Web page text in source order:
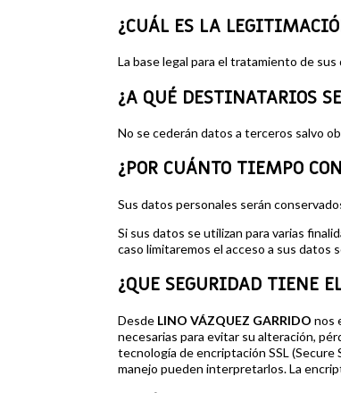
¿CUÁL ES LA
La base legal para el tratamiento de
¿A QUÉ DESTINATARIOS
No se cederán datos a terceros salvo
¿POR CUÁNTO TIEMPO
Sus datos personales serán
Si sus datos se utilizan para varias
caso limitaremos el acceso a sus datos
¿QUE SEGURIDAD TIENE
Desde LINO VÁZQUEZ GARRIDO nos
necesarias para evitar su alteración,
tecnología de encriptación SSL
manejo pueden interpretarlos. La